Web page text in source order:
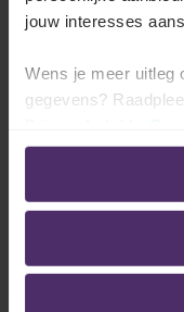
jouw interesses
Wens je meer uitleg
gegevens?
Welke plichten